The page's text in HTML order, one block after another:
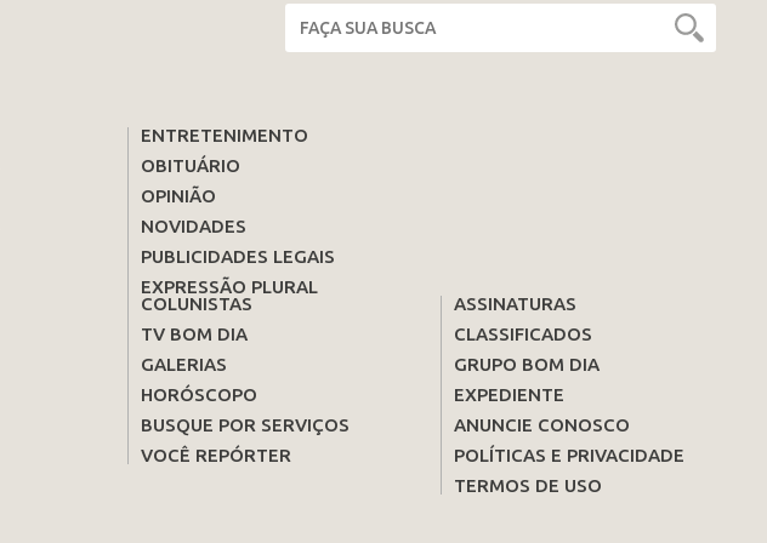
ENTRETENIMENTO
OBITUÁRIO
OPINIÃO
NOVIDADES
PUBLICIDADES LEGAIS
EXPRESSÃO PLURAL
COLUNISTAS
TV BOM DIA
GALERIAS
HORÓSCOPO
BUSQUE POR SERVIÇOS
VOCÊ REPÓRTER
ASSINATURAS
CLASSIFICADOS
GRUPO BOM DIA
EXPEDIENTE
ANUNCIE CONOSCO
POLÍTICAS E PRIVACIDADE
TERMOS DE USO